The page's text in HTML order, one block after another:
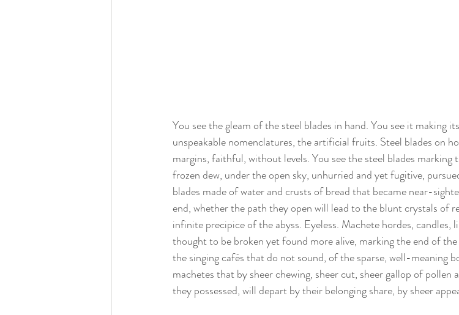
You see the gleam of the steel blades in hand. You see it making
unspeakable nomenclatures, the artificial fruits. Steel blades on
margins, faithful, without levels. You see the steel blades marking
frozen dew, under the open sky, unhurried and yet fugitive,
blades made of water and crusts of bread that became near-
end, whether the path they open will lead to the blunt crystals of
infinite precipice of the abyss. Eyeless. Machete hordes, candles,
thought to be broken yet found more alive, marking the end of
the singing cafés that do not sound, of the sparse, well-meaning
machetes that by sheer chewing, sheer cut, sheer gallop of
they possessed, will depart by their belonging share, by sheer